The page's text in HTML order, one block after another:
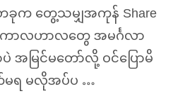
တခုက တွေ့သမျှအကုန် Share
ာလဟာလတွေ အမင်္ဂလာ
အမြင်မတော်လို့ ဝင်ပြောမိ
မရ မလိုအပ်ပ …